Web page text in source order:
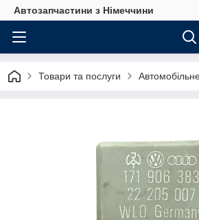
Автозапчастини з Німеччини
Товари та послуги